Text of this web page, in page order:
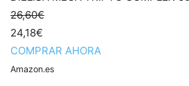
26,60€
24,18€
COMPRAR AHORA
Amazon.es